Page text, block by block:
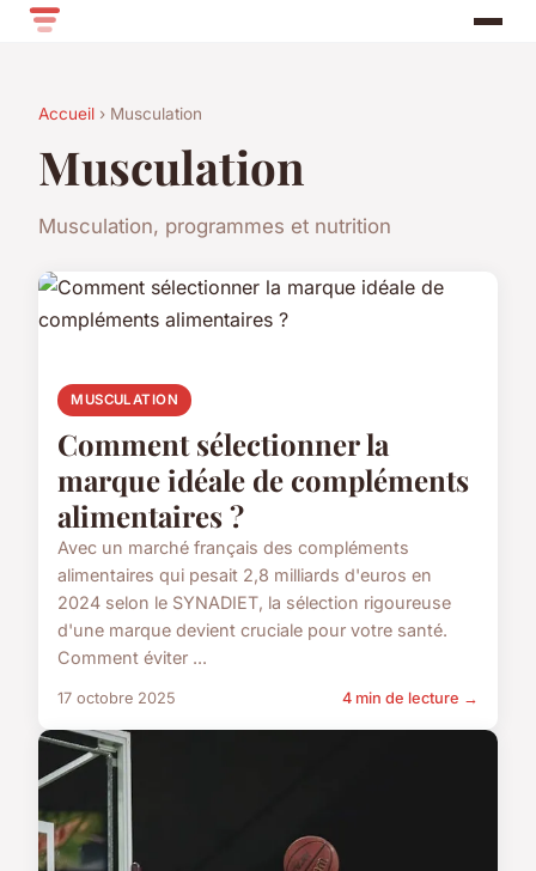
Accueil › Musculation
Musculation
Musculation, programmes et nutrition
MUSCULATION
Comment sélectionner la
marque idéale de compléments
alimentaires ?
Avec un marché français des compléments
alimentaires qui pesait 2,8 milliards d'euros en
2024 selon le SYNADIET, la sélection rigoureuse
d'une marque devient cruciale pour votre santé.
Comment éviter ...
17 octobre 2025 4 min de lecture →